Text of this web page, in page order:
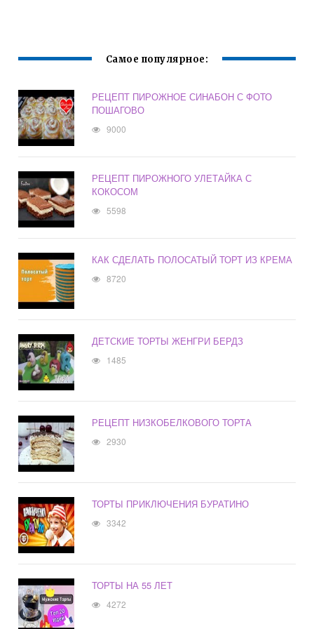
Самое популярное:
РЕЦЕПТ ПИРОЖНОЕ СИНАБОН С ФОТО
ПОШАГОВО
9000
РЕЦЕПТ ПИРОЖНОГО УЛЕТАЙКА С
КОКОСОМ
5598
КАК СДЕЛАТЬ ПОЛОСАТЫЙ ТОРТ ИЗ КРЕМА
8720
ДЕТСКИЕ ТОРТЫ ЖЕНГРИ БЕРДЗ
1485
РЕЦЕПТ НИЗКОБЕЛКОВОГО ТОРТА
2930
ТОРТЫ ПРИКЛЮЧЕНИЯ БУРАТИНО
3342
ТОРТЫ НА 55 ЛЕТ
4272